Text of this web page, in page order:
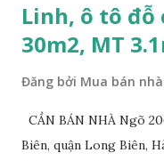
Linh, ô tô đỗ
30m2, MT
Đăng bởi Mua bán
CẦN BÁN NHÀ Ngõ
Biên, quận Long Biên,